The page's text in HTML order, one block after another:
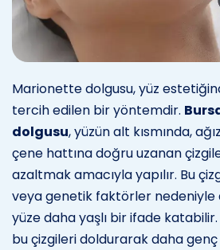
Marionette dolgusu, yüz
tercih edilen bir yöntemdir.
dolgusu, yüzün alt kısmında,
çene hattına doğru uzanan
azaltmak amacıyla yapılır. Bu
veya genetik faktörler nedeniyle
yüze daha yaşlı bir ifade
bu çizgileri doldurarak daha genç